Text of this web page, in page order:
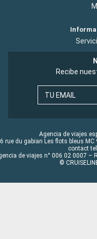
Recibe
TU EMAIL
Agencia de viajes
rue du gabian Les flots bleus
contact
de viajes n° 006 02 0007 –
©